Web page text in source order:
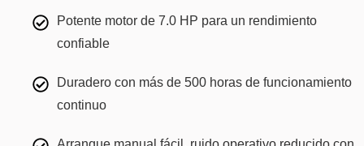
Potente motor de 7.0 HP para un rendimiento
confiable
Duradero con más de 500 horas de funcionamiento
continuo